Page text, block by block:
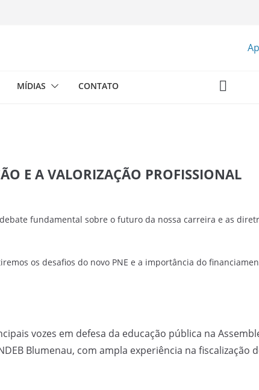
MÍDIAS CONTATO
E A VALORIZAÇÃO PROFISSIONAL
fundamental sobre o futuro da nossa carreira e as
os desafios do novo PNE e a importância do
vozes em defesa da educação pública na
Blumenau, com ampla experiência na fiscalização